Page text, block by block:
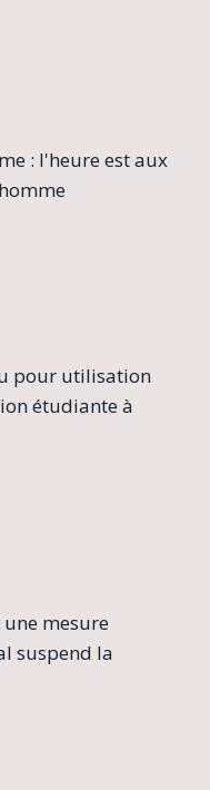
: l'heure est aux
pour utilisation
étudiante à
mesure
suspend la